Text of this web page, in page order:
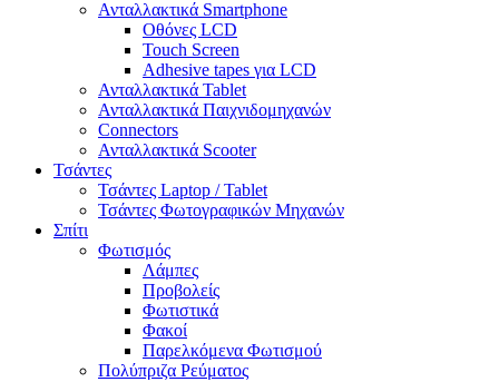
Ανταλλακτικά Smartphone
Οθόνες LCD
Touch Screen
Adhesive tapes για LCD
Ανταλλακτικά Tablet
Ανταλλακτικά Παιχνιδομηχανών
Connectors
Ανταλλακτικά Scooter
Τσάντες
Τσάντες Laptop / Tablet
Τσάντες Φωτoγραφικών Μηχανών
Σπίτι
Φωτισμός
Λάμπες
Προβολείς
Φωτιστικά
Φακοί
Παρελκόμενα Φωτισμού
Πολύπριζα Ρεύματος